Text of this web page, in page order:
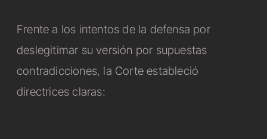
Frente a los intentos de la defensa por
deslegitimar su versión por supuestas
contradicciones, la Corte estableció
directrices claras: